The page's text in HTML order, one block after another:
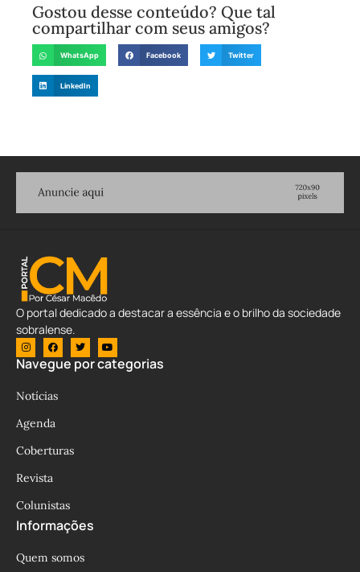
Gostou desse conteúdo? Que tal
compartilhar com seus amigos?
WhatsApp Facebook Twitter
LinkedIn
O portal dedicado a destacar a essência e o brilho da sociedade
sobralense.
Navegue por categorias
Notícias
Agenda
Coberturas
Revista
Colunistas
Informações
Quem somos